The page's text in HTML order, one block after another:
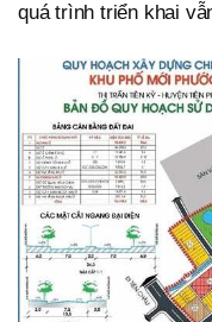
quá trình triển khai